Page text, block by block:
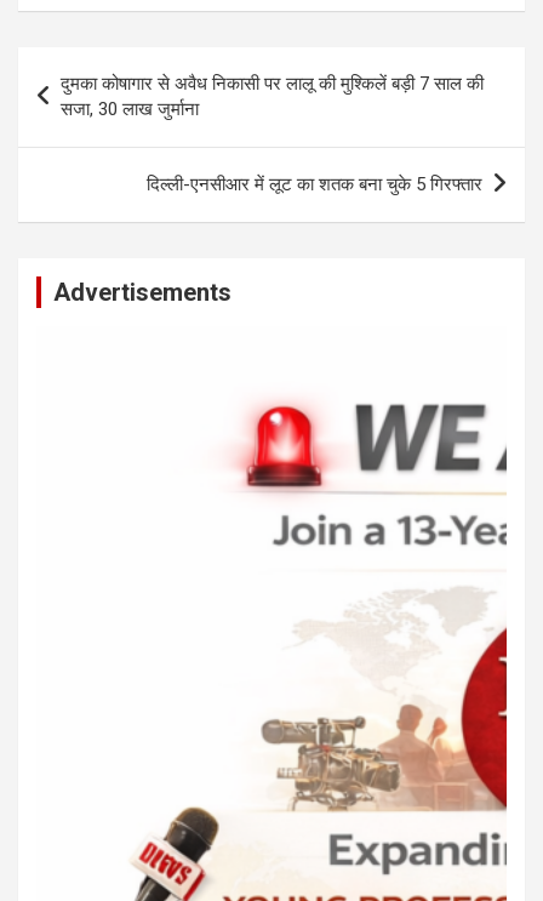
at
A
p
ce
b
o
o
k
se
g
er
py
n
k
ar
e
navigation
दुमका कोषागार से अवैध निकासी पर लालू की मुश्किलें बड़ी 7 साल की
सजा, 30 लाख जुर्माना
दिल्ली-एनसीआर में लूट का शतक बना चुके 5 गिरफ्तार
Advertisements